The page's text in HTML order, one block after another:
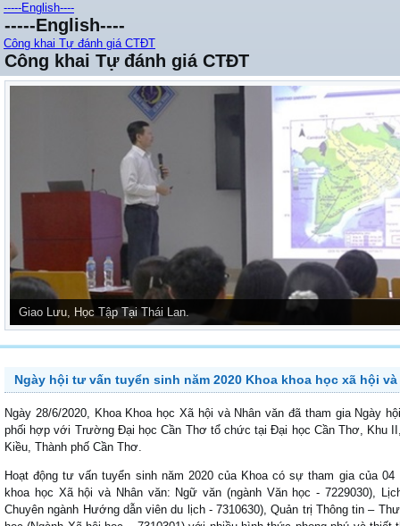
-----English----
-----English----
Công khai Tự đánh giá CTĐT
Công khai Tự đánh giá CTĐT
Giao Lưu, Học Tập Tại Thái Lan.
Ngày hội tư vấn tuyển sinh năm 2020 Khoa khoa học xã hội
Ngày 28/6/2020, Khoa Khoa học Xã hội và Nhân văn đã tham gia Ngày
phối hợp với Trường Đại học Cần Thơ tổ chức tại Đại học Cần Thơ, Khu
Kiều, Thành phố Cần Thơ.
Hoạt động tư vấn tuyển sinh năm 2020 của Khoa có sự tham gia của
khoa học Xã hội và Nhân văn: Ngữ văn (ngành Văn học - 7229030),
Chuyên ngành Hướng dẫn viên du lịch - 7310630), Quản trị Thông tin –